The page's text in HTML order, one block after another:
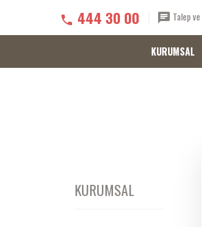
444 30 00 Talep
KURUMSAL
KURUMSAL